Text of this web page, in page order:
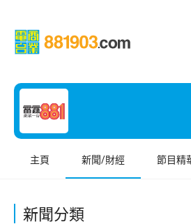
主頁 新聞/財經 節目精
新聞分類